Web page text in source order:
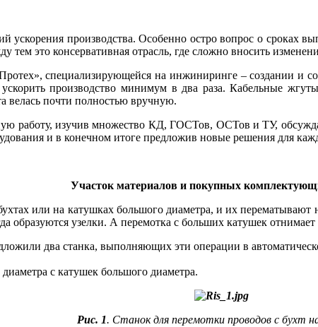
производства. Особенно остро вопрос о сроках
тем это консервативная отрасль, где сложно вносить
специализирующейся на инжиниринге – создании и
производство минимум в два ра­за. Кабельные
велась почти полностью вручную.
работу, изучив множество КД, ГОСТов, ОСТов и ТУ,
и в конечном итоге предложив новые решения для
Участок материалов и покупных
или на катушках большого диаметра, и их
образуются узелки. А перемотка с больших катушек
два станка, выполняющих эти операции в
с катушек большого диаметра.
Рис. 1. Станок для перемотки проводов с бухт